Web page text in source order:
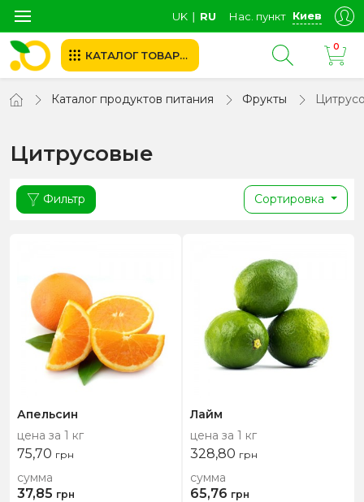
UK ∣ RU Нас. пункт Киев
КАТАЛОГ ТОВАРОВ
0
Каталог продуктов питания Фрукты
Цитрусовые
Фильтр Сортировка
Апельсин
цена за 1 кг
75,70 грн
сумма
37,85 грн
Лайм
цена за 1 кг
328,80 грн
сумма
65,76 грн